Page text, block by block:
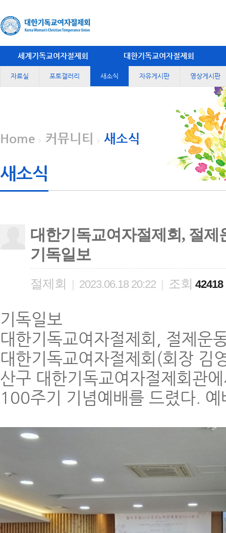
세계기독교여자절제회 대한기독교여자절제회
자료실 포토갤러리 새소식 자유게시판 영상게시판
Home 커뮤니티 새소식
새소식
대한기독교여자절제회, 절제
기독일보
절제회 | 2023.06.18 20:22 | 조회 42418
기독일보
대한기독교여자절제회, 절제운
대한기독교여자절제회(회장
산구 대한기독교여자절제회관
100주기 기념예배를 드렸다.